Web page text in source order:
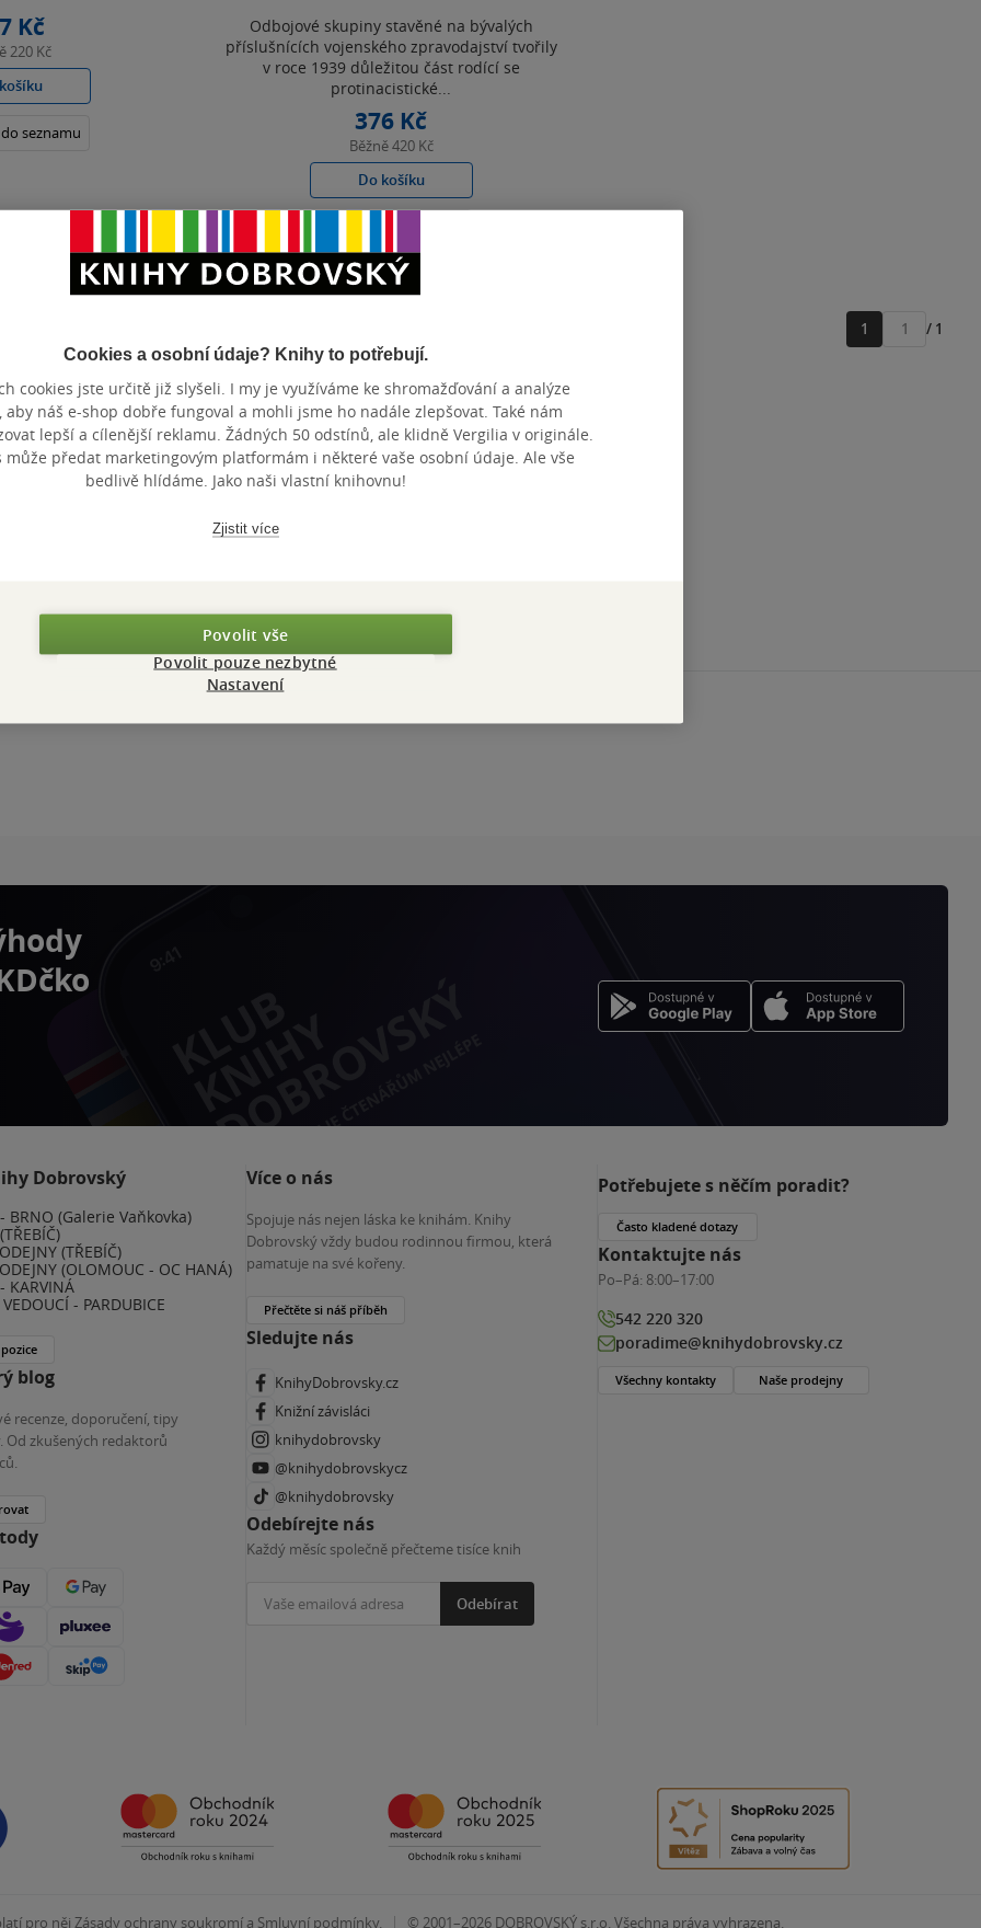
Kč
220 Kč
seznamu
Odbojové skupiny stavěné na bývalých
příslušnících vojenského zpravodajství tvořily
v roce 1939 důležitou část rodící se
protinacistické...
376 Kč
Běžně420 Kč
Do košíku
Zobrazeno 3 z 3
1
Přejít
/ 1
Dobrovský
BRNO (Galerie Vaňkovka)
(TŘEBÍČ)
(OLOMOUC - OC HANÁ)
KARVINÁ
- PARDUBICE
blog
recenze, doporučení, tipy
Od zkušených redaktorů
Více o nás
Spojuje nás nejen láska ke knihám. Knihy
Dobrovský vždy budou rodinnou firmou, která
pamatuje na své kořeny.
Přečtěte si náš příběh
Sledujte nás
KnihyDobrovsky.cz
Knižní závisláci
knihydobrovsky
@knihydobrovskycz
@knihydobrovsky
Odebírejte nás
Každý měsíc společně přečteme tisíce knih
Odebírat
Potřebujete s něčím poradit?
Často kladené dotazy
Kontaktujte nás
Po–Pá: 8:00–17:00
542 220 320
poradime@knihydobrovsky.cz
Všechny kontakty Naše prodejny
pro něj Zásady ochrany soukromí a Smluvní podmínky. | © 2001–2026 DOBROVSKÝ s.r.o. Všechna práva vyhrazena.
Cookies a osobní údaje? Knihy to potřebují.
cookies jste určitě již slyšeli. I my je využíváme ke shromažďování a analýze
aby náš e-shop dobře fungoval a mohli jsme ho nadále zlepšovat. Také nám
lepší a cílenější reklamu. Žádných 50 odstínů, ale klidně Vergilia v originále.
může předat marketingovým platformám i některé vaše osobní údaje. Ale vše
bedlivě hlídáme. Jako naši vlastní knihovnu!
Zjistit více
Povolit vše
Povolit pouze nezbytné
Nastavení